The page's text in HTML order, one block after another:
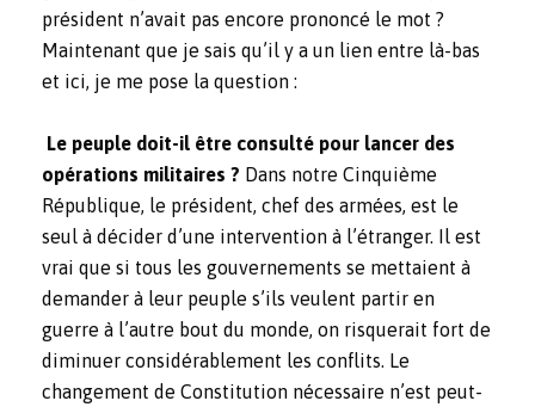
président n’avait pas encore prononcé le mot ?
Maintenant que je sais qu’il y a un lien entre là-bas
et ici, je me pose la question :
Le peuple doit-il être consulté pour lancer des
opérations militaires ? Dans notre Cinquième
République, le président, chef des armées, est le
seul à décider d’une intervention à l’étranger. Il est
vrai que si tous les gouvernements se mettaient à
demander à leur peuple s’ils veulent partir en
guerre à l’autre bout du monde, on risquerait fort de
diminuer considérablement les conflits. Le
changement de Constitution nécessaire n’est peut-